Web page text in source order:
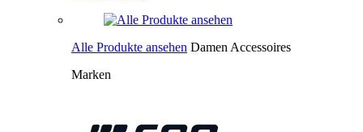
Alle Produkte ansehen Damen Accessoires
Marken